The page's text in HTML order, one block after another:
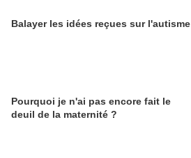
Balayer les idées reçues sur l'autisme
Pourquoi je n'ai pas encore fait le
deuil de la maternité ?